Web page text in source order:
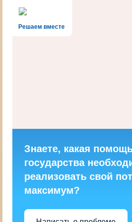
Решаем вместе
Знаете, какая
государства
реализовать свой
максимум?